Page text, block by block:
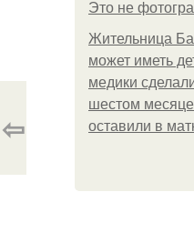
Это не
Жительница
может иметь
медики
шестом
оставили в
⇦